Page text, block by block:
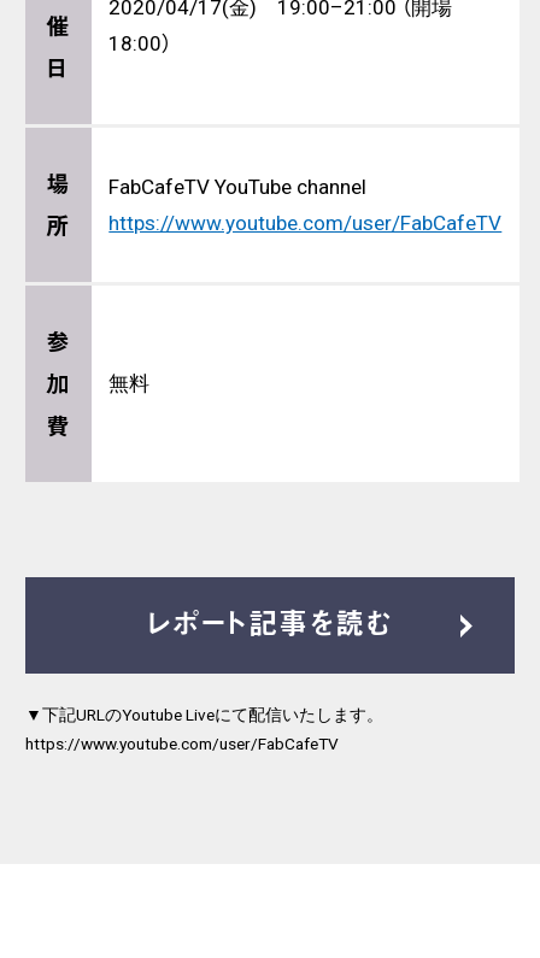
催
日
2020/04/17(金) 19:00–21:00 （開場
18:00）
場
所
FabCafeTV YouTube channel
https://www.youtube.com/user/FabCafeTV
参
加
費
無料
レポート記事を読む
▼下記URLのYoutube Liveにて配信いたします。
https://www.youtube.com/user/FabCafeTV